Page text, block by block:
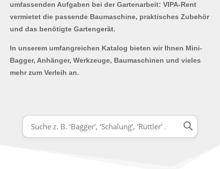
umfassenden Aufgaben bei der Gartenarbeit: VIPA-Rent
vermietet die passende Baumaschine, praktisches Zubehör
und das benötigte Gartengerät.
In unserem umfangreichen Katalog bieten wir Ihnen Mini-
Bagger, Anhänger, Werkzeuge, Baumaschinen und vieles
mehr zum Verleih an.